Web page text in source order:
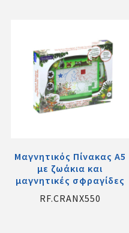
Μαγνητικός Πίνακας Α5
με ζωάκια και
μαγνητικές σφραγίδες
RF.CRANX550